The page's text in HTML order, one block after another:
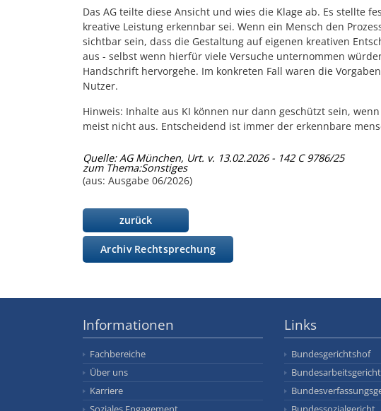
Das AG teilte diese Ansicht und wies die Klage ab. Es stellte
kreative Leistung erkennbar sei. Wenn ein Mensch den
sichtbar sein, dass die Gestaltung auf eigenen kreativen
aus - selbst wenn hierfür viele Versuche unternommen
Handschrift hervorgehe. Im konkreten Fall waren die
Nutzer.
Hinweis: Inhalte aus KI können nur dann geschützt sein,
meist nicht aus. Entscheidend ist immer der erkennbare
Quelle: AG München, Urt. v. 13.02.2026 - 142 C 9786/25
zum Thema:Sonstiges
(aus: Ausgabe 06/2026)
zurück
Archiv Rechtsprechung
Informationen
Fachbereiche
Über uns
Karriere
Links
Bundesgerichtshof
Bundesarbeitsgericht